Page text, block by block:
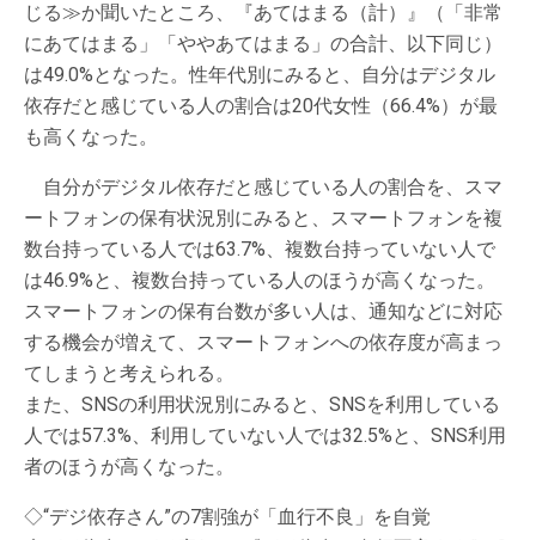
じる≫か聞いたところ、『あてはまる（計）』（「非常
にあてはまる」「ややあてはまる」の合計、以下同じ）
は49.0%となった。性年代別にみると、自分はデジタル
依存だと感じている人の割合は20代女性（66.4%）が最
も高くなった。
自分がデジタル依存だと感じている人の割合を、スマ
ートフォンの保有状況別にみると、スマートフォンを複
数台持っている人では63.7%、複数台持っていない人で
は46.9%と、複数台持っている人のほうが高くなった。
スマートフォンの保有台数が多い人は、通知などに対応
する機会が増えて、スマートフォンへの依存度が高まっ
てしまうと考えられる。
また、SNSの利用状況別にみると、SNSを利用している
人では57.3%、利用していない人では32.5%と、SNS利用
者のほうが高くなった。
◇“デジ依存さん”の7割強が「血行不良」を自覚